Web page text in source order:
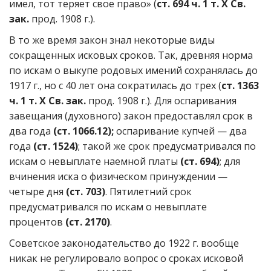
имел, тот теряет свое право» (ст. 694 ч. 1 т. X Св.
зак. прод. 1908 г.).
В то же время закон знал некоторые виды
сокращенных исковых сроков. Так, древняя норма
по искам о выкупе родовых имений сохранялась до
1917 г., но с 40 лет она сократилась до трех (ст. 1363
ч. 1 т. X Св. зак. прод. 1908 г.). Для оспаривания
завещания (духовного) закон предоставлял срок в
два года (ст. 1066.12);оспаривание купчей — два
года (ст. 1524); такой же срок предусматривался по
искам о невыплате наемной платы (ст. 694); для
вчинения иска о физическом принуждении —
четыре дня (ст. 703). Пятилетний срок
предусматривался по искам о невыплате
процентов (ст. 2170).
Советское законодательство до 1922 г. вообще
никак не регулировало вопрос о сроках исковой